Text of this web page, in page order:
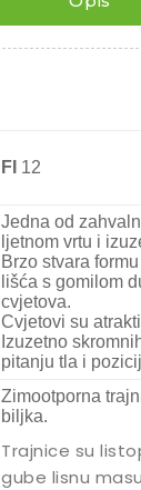
FI 12
Jedna od
ljetnom vrtu i
Brzo stvara
lišća s gomilom
cvjetova.
Cvjetovi su
Izuzetno
pitanju tla i
Zimootporna
biljka.
Trajnice su
gube lisnu